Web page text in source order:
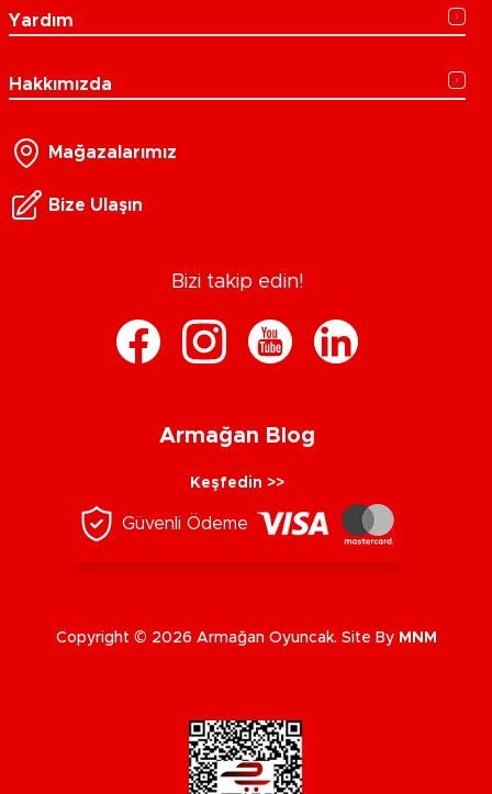
Yardım
Hakkımızda
Mağazalarımız
Bize Ulaşın
Bizi takip edin!
Armağan Blog
Keşfedin >>
Güvenli Ödeme
Copyright © 2026 Armağan Oyuncak. Site By MNM